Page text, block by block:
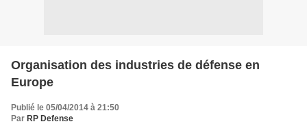
Organisation des industries de défense en
Europe
Publié le 05/04/2014 à 21:50
Par RP Defense